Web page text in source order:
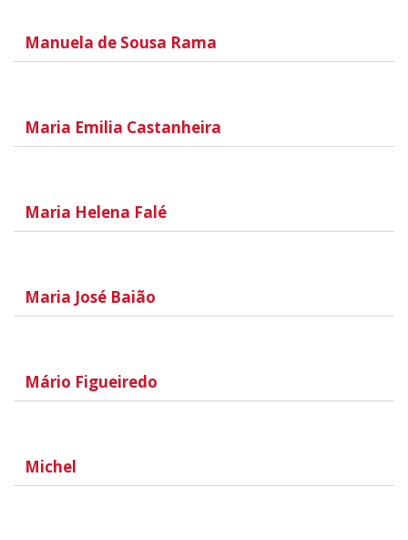
Manuela de Sousa Rama
Maria Emilia Castanheira
Maria Helena Falé
Maria José Baião
Mário Figueiredo
Michel